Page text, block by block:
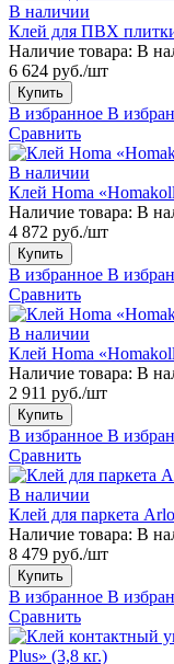
В наличии
Клей для ПВХ
Наличие товара: В
6 624 руб./шт
Купить
В избранное В
Сравнить
В наличии
Клей Homa
Наличие товара: В
4 872 руб./шт
Купить
В избранное В
Сравнить
В наличии
Клей Homa
Наличие товара: В
2 911 руб./шт
Купить
В избранное В
Сравнить
В наличии
Клей для паркета
Наличие товара: В
8 479 руб./шт
Купить
В избранное В
Сравнить